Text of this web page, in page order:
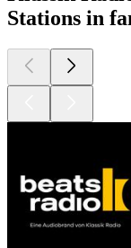
Stations in